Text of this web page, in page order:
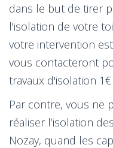
dans le but de tirer
l'isolation de votre
votre intervention
vous contacteront
travaux d'isolation 1€
Par contre, vous ne
réaliser l’isolation
Nozay, quand les